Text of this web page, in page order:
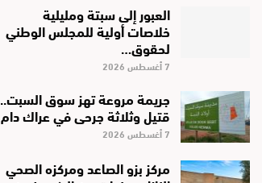
العبور إلى سبتة ومليلية
خلاصات أولية للمجلس الوطني
لحقوق…
7 أغسطس 2026
جريمة مروعة تهز سوق السبت..
قتيل وثلاثة جرحى في عراك دام
7 أغسطس 2026
مركز بزو الصاعد ومركزه الصحي